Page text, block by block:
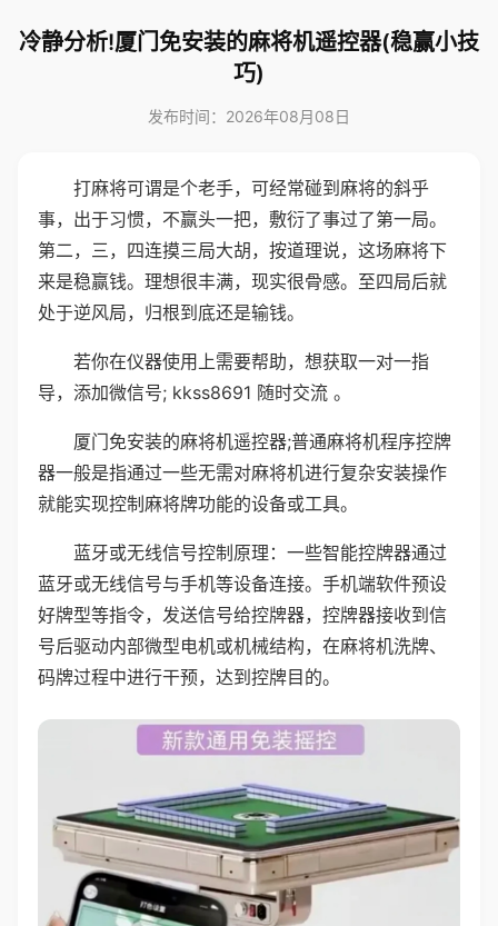
冷静分析!厦门免安装的麻将机遥控器(稳赢小技
巧)
发布时间：2026年08月08日
打麻将可谓是个老手，可经常碰到麻将的斜乎
事，出于习惯，不赢头一把，敷衍了事过了第一局。
第二，三，四连摸三局大胡，按道理说，这场麻将下
来是稳赢钱。理想很丰满，现实很骨感。至四局后就
处于逆风局，归根到底还是输钱。
若你在仪器使用上需要帮助，想获取一对一指
导，添加微信号; kkss8691 随时交流 。
厦门免安装的麻将机遥控器;普通麻将机程序控牌
器一般是指通过一些无需对麻将机进行复杂安装操作
就能实现控制麻将牌功能的设备或工具。
蓝牙或无线信号控制原理：一些智能控牌器通过
蓝牙或无线信号与手机等设备连接。手机端软件预设
好牌型等指令，发送信号给控牌器，控牌器接收到信
号后驱动内部微型电机或机械结构，在麻将机洗牌、
码牌过程中进行干预，达到控牌目的。